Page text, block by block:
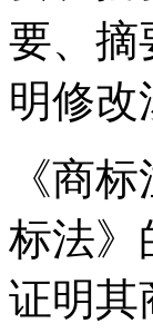
要、摘
明修改
《商
标法》
证明其